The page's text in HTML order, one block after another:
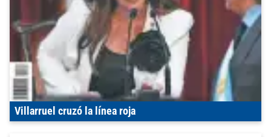
Villarruel cruzó la línea roja